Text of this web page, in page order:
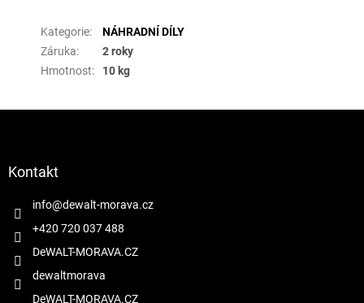
Kategorie:
NÁHRADNÍ DÍLY
Záruka:
2 roky
Hmotnost: 10 kg
Kontakt
info@dewalt-morava.cz
+420 720 037 488
DeWALT-MORAVA.CZ
dewaltmorava
DeWALT-MORAVA.CZ